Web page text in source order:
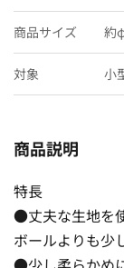
商品サイズ 約
対象 小
商品説明
特長
●丈夫な生地を
ボールよりも少